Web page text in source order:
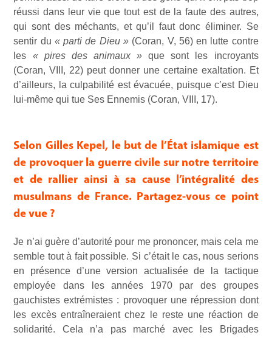
réussi dans leur vie que tout est de la faute des autres,
qui sont des méchants, et qu’il faut donc éliminer. Se
sentir du « parti de Dieu » (Coran, V, 56) en lutte contre
les « pires des animaux » que sont les incroyants
(Coran, VIII, 22) peut donner une certaine exaltation. Et
d’ailleurs, la culpabilité est évacuée, puisque c’est Dieu
lui-même qui tue Ses Ennemis (Coran, VIII, 17).
Selon Gilles Kepel, le but de l’État islamique est
de provoquer la guerre civile sur notre territoire
et de rallier ainsi à sa cause l’intégralité des
musulmans de France. Partagez-vous ce point
de vue ?
Je n’ai guère d’autorité pour me prononcer, mais cela me
semble tout à fait possible. Si c’était le cas, nous serions
en présence d’une version actualisée de la tactique
employée dans les années 1970 par des groupes
gauchistes extrémistes : provoquer une répression dont
les excès entraîneraient chez le reste une réaction de
solidarité. Cela n’a pas marché avec les Brigades